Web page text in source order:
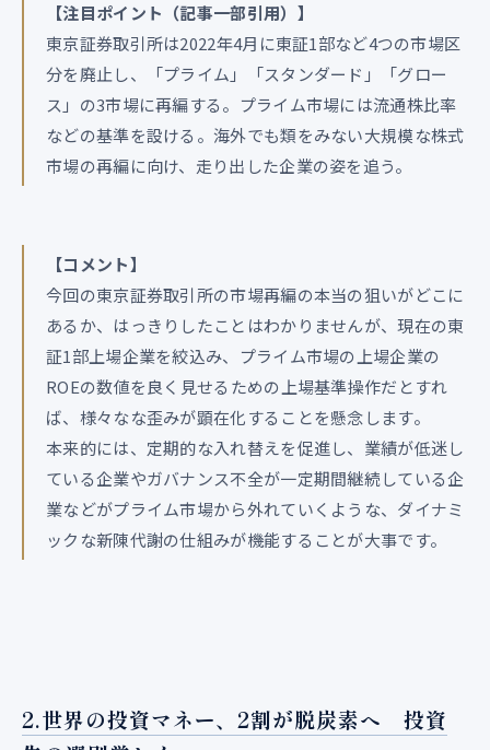
【注目ポイント（記事一部引用）】
東京証券取引所は2022年4月に東証1部など4つの市場区
分を廃止し、「プライム」「スタンダード」「グロー
ス」の3市場に再編する。プライム市場には流通株比率
などの基準を設ける。海外でも類をみない大規模な株式
市場の再編に向け、走り出した企業の姿を追う。
【コメント】
今回の東京証券取引所の市場再編の本当の狙いがどこに
あるか、はっきりしたことはわかりませんが、現在の東
証1部上場企業を絞込み、プライム市場の上場企業の
ROEの数値を良く見せるための上場基準操作だとすれ
ば、様々なな歪みが顕在化することを懸念します。
本来的には、定期的な入れ替えを促進し、業績が低迷し
ている企業やガバナンス不全が一定期間継続している企
業などがプライム市場から外れていくような、ダイナミ
ックな新陳代謝の仕組みが機能することが大事です。
2.世界の投資マネー、2割が脱炭素へ 投資